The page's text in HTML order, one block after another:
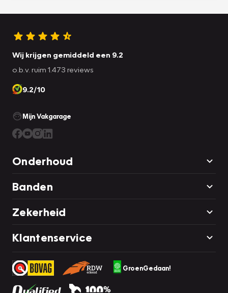
Wij krijgen gemiddeld een 9.2
o.b.v. ruim 1.473 reviews
9.2/10
Mijn Vakgarage
Onderhoud
Banden
Zekerheid
Klantenservice
GroenGedaan!